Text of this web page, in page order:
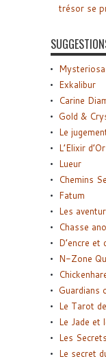
trésor se
Mysteriosa
Exkalibur
Carine
Gold &
Le
L’Elixir d’Or
Lueur
Chemins
Fatum
Les
Chasse
D’encre et
N-Zone
Guardians
Le Tarot
Le Jade et
Les
Le secret